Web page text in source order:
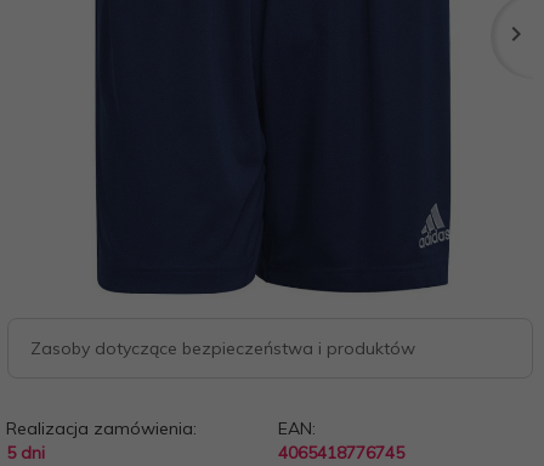
Zasoby dotyczące bezpieczeństwa i produktów
Realizacja zamówienia:
5 dni
EAN:
4065418776745